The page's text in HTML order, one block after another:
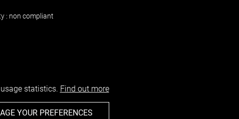
: non compliant
statistics. Find out more
YOUR PREFERENCES